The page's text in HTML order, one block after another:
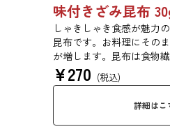
味付きざみ昆布
しゃきしゃき食感が魅力
昆布です。お料理にその
が増します。昆布は食物
富に含んでいるため、バ
のためにお使いいただけ
豆、豆腐、和え物など、
¥270 (税込)
詳細はこ